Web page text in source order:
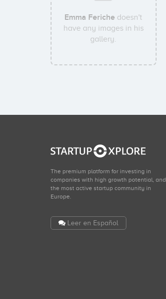
Emma Feriche doesn't
have any images in his
gallery.
The premium platform for investing in
companies with high growth potential, and
the most active startup community in
Europe.
Leer en Español